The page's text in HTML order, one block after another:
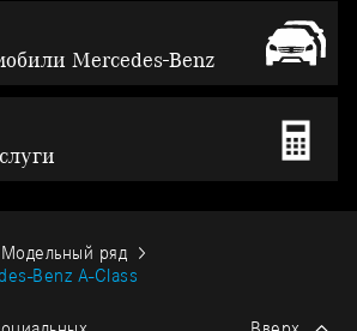
Mercedes-Benz
Модельный ряд
Benz A-Class